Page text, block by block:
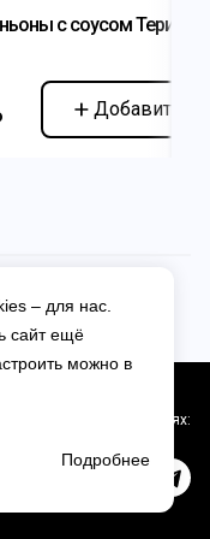
с соусом Терияки
Добавить
Мы в соцсетях:
– для нас.
сайт ещё
можно в
Подробнее